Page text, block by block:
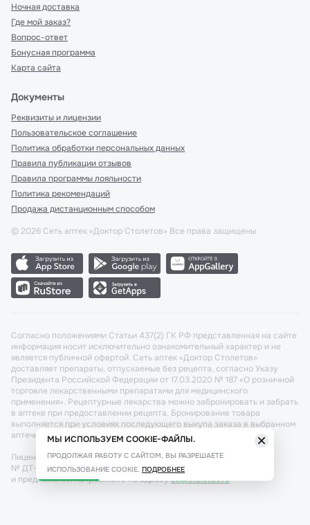
Ночная доставка
Где мой заказ?
Вопрос-ответ
Бонусная программа
Карта сайта
Документы
Реквизиты и лицензии
Пользовательское соглашение
Политика обработки персональных данных
Правила публикации отзывов
Правила программы лояльности
Политика рекомендаций
Продажа дистанционным способом
© 2026 Сеть аптек «Доктор Столетов» Все права защищены
Согласно положениями Статьи 437(2) ГК РФ представленная на сайте
информация носит исключительно ознакомительный характер и не
является публичной офертой. Сеть аптек «Доктор Столетов»
доставляет препараты, отпускаемые без рецепта, согласно Указу
Президента Российской Федерации от 17.03.2020 № 187 «О розничной
торговле лекарственными препаратами для медицинского
применения». Рецептурные лекарства можно забронировать и забрать
в аптеке при предоставлении рецепта. Бронирование товара
выполняется при условиях последующего выкупа заказа в выбранном
аптечном пункте.
Лицензия №: ЛО-77-02-011340 от 22 декабря 2020г. Разрешение
№ ДТ-77-000421 от 25.10.2021 г. Вопросы по заказам, претензии
и предложения направляйте по адресу:cx@stoletov.ru
МЫ ИСПОЛЬЗУЕМ COOKIE-ФАЙЛЫ.
ПРОДОЛЖАЯ РАБОТУ С САЙТОМ, ВЫ РАЗРЕШАЕТЕ
ИСПОЛЬЗОВАНИЕ COOKIE. ПОДРОБНЕЕ